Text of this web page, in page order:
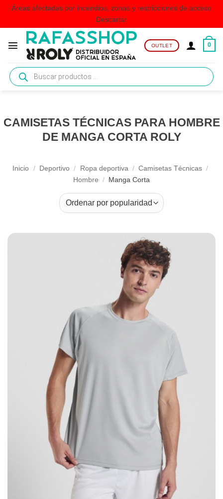
Áreas afectadas por incendios, zonas y restricciones de acceso
Descartar
contenido
OUTLET 0
Búsqueda
de
productos
CAMISETAS TÉCNICAS PARA HOMBRE
DE MANGA CORTA ROLY
Inicio / Deportivo / Ropa deportiva / Camisetas Técnicas /
Hombre / Manga Corta